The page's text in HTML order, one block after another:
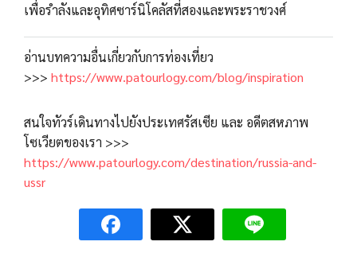
เพื่อรำลังและอุทิศซาร์นิโคลัสที่สองและพระราชวงศ์
อ่านบทความอื่นเกี่ยวกับการท่องเที่ยว
>>> https://www.patourlogy.com/blog/inspiration
สนใจทัวร์เดินทางไปยังประเทศรัสเซีย และ อดีตสหภาพ
โซเวียตของเรา >>>
https://www.patourlogy.com/destination/russia-and-
ussr